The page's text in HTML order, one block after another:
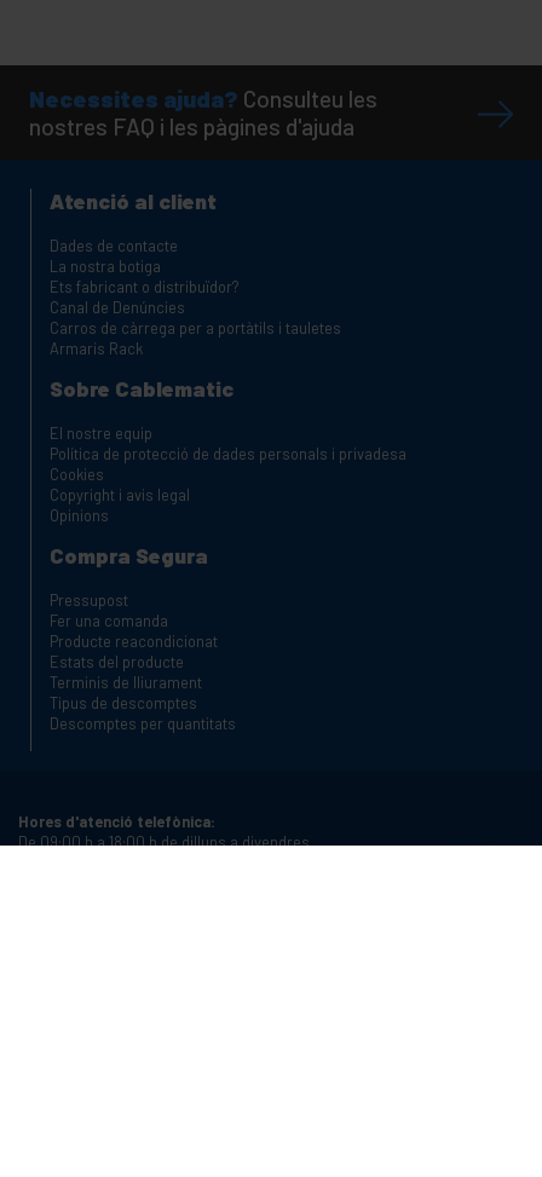
Necessites ajuda? Consulteu les
nostres FAQ i les pàgines d'ajuda
Atenció al client
Dades de contacte
La nostra botiga
Ets fabricant o distribuïdor?
Canal de Denúncies
Carros de càrrega per a portàtils i tauletes
Armaris Rack
Sobre Cablematic
El nostre equip
Política de protecció de dades personals i privadesa
Cookies
Copyright i avis legal
Opinions
Compra Segura
Pressupost
Fer una comanda
Producte reacondicionat
Estats del producte
Terminis de lliurament
Tipus de descomptes
Descomptes per quantitats
Hores d'atenció telefònica:
De 09:00 h a 18:00 h de dilluns a divendres